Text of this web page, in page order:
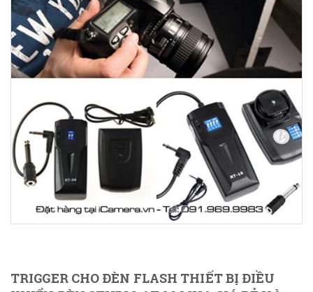
TRIGGER CHO ĐÈN FLASH THIẾT BỊ ĐIỀU